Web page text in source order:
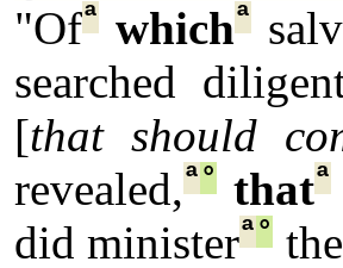
"Ofª whichª
searched
[that should
revealed,ª° thatª
did ministerª°